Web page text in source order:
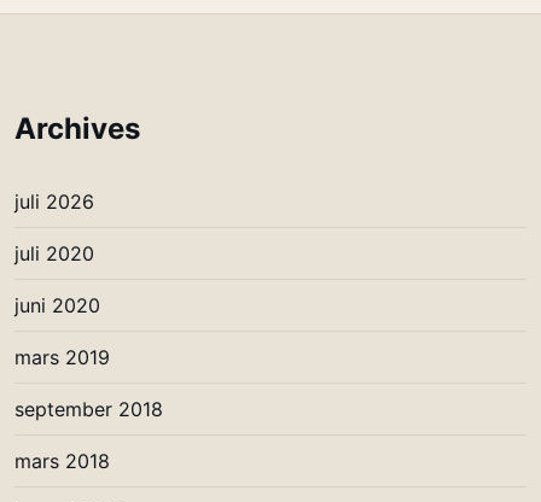
Archives
juli 2026
juli 2020
juni 2020
mars 2019
september 2018
mars 2018